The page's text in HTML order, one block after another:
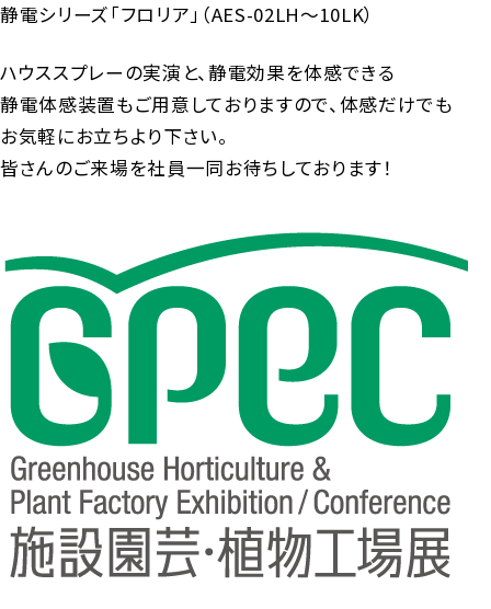
静電シリーズ「フロリア」（AES-02LH～10LK）
ハウススプレーの実演と、静電効果を体感できる
静電体感装置もご用意しておりますので、体感だけでも
お気軽にお立ちより下さい。
皆さんのご来場を社員一同お待ちしております！